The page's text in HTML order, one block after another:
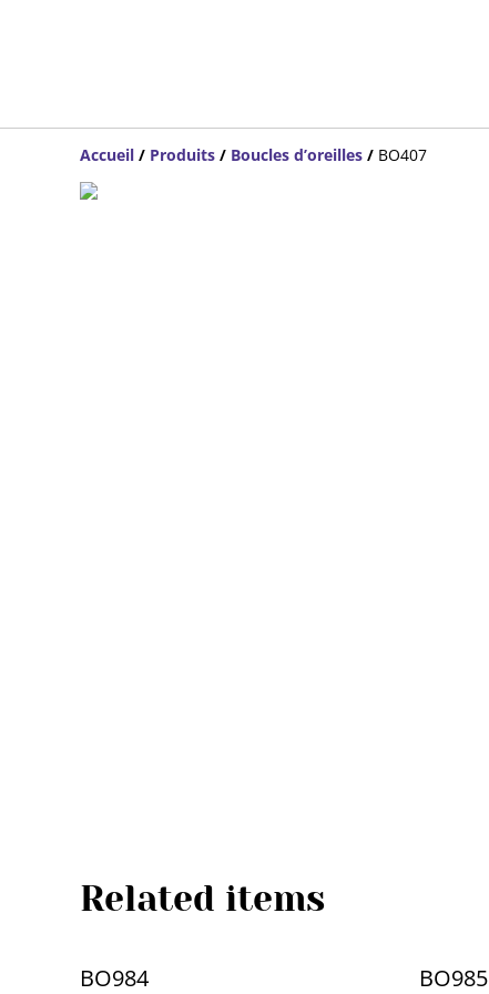
Accueil / Produits / Boucles d’oreilles / BO407
Related items
BO984 BO985